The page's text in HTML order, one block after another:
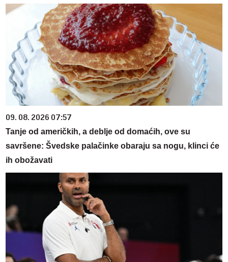
09. 08. 2026 07:57
Tanje od američkih, a deblje od domaćih, ove su
savršene: Švedske palačinke obaraju sa nogu, klinci će
ih obožavati